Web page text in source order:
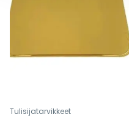
Tulisijatarvikkeet